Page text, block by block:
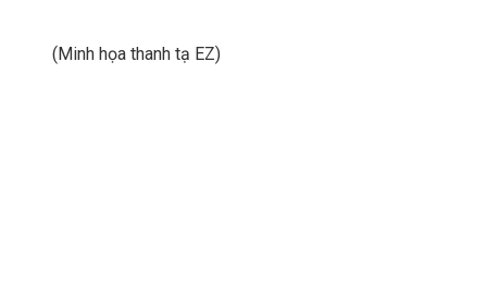
(Minh họa thanh tạ EZ)